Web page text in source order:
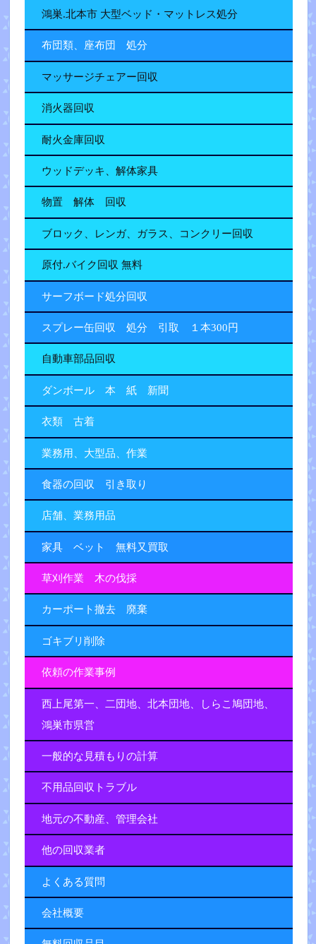
鴻巣.北本市 大型ベッド・マットレス処分
布団類、座布団 処分
マッサージチェアー回収
消火器回収
耐火金庫回収
ウッドデッキ、解体家具
物置 解体 回収
ブロック、レンガ、ガラス、コンクリー回収
原付.バイク回収 無料
サーフボード処分回収
スプレー缶回収 処分 引取 １本300円
自動車部品回収
ダンボール 本 紙 新聞
衣類 古着
業務用、大型品、作業
食器の回収 引き取り
店舗、業務用品
家具 ベット 無料又買取
草刈作業 木の伐採
カーポート撤去 廃棄
ゴキブリ削除
依頼の作業事例
西上尾第一、二団地、北本団地、しらこ鳩団地、
鴻巣市県営
一般的な見積もりの計算
不用品回収トラブル
地元の不動産、管理会社
他の回収業者
よくある質問
会社概要